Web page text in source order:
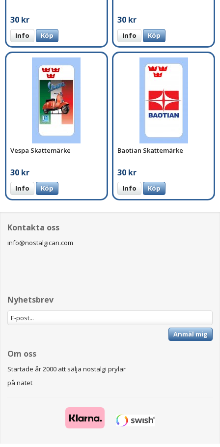
30 kr
Info Köp
30 kr
Info Köp
Vespa Skattemärke
30 kr
Info Köp
Baotian Skattemärke
30 kr
Info Köp
Kontakta oss
info@nostalgican.com
Nyhetsbrev
Anmäl mig
Om oss
Startade år 2000 att sälja nostalgi prylar
på nätet